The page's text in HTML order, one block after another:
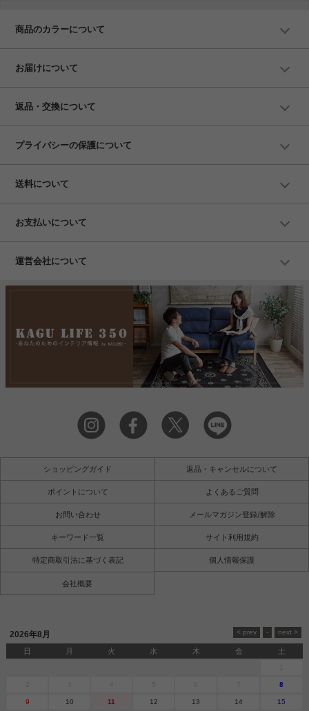
商品のカラーについて
お届けについて
返品・交換について
プライバシーの保護について
送料について
お支払いについて
運営会社について
ショッピングガイド 返品・キャンセルについて
ポイントについて よくあるご質問
お問い合わせ メールマガジン登録/解除
キーワード一覧 サイト利用規約
特定商取引法に基づく表記 個人情報保護
会社概要
2026年8月
日 月 火 水 木 金 土
8
9 10 11 12 13 14 15